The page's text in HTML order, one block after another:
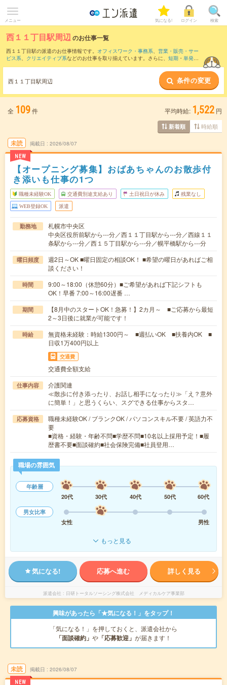
メニュー 気になる! ログイン 検索
西１１丁目駅周辺のお仕事一覧
西１１丁目駅の派遣のお仕事情報です。 オフィスワーク・事務系、 営業・販売・サー
ビス系、 クリエイティブ系などのお仕事を取り揃えています。さらに、 短期 ・ 単発な
また、さっぽろ駅・札幌駅 すすきの駅
など近隣駅のお
仕事もご確認いただけます。
西１１丁目駅周辺 条件の変更
全 109件 平均時給: 1,522 円
新着順 時給順
未読
NEW
掲載日 2026/08/07
【オープニング募集】おばあちゃんのお散歩付
き添いも仕事の1つ
職種未経験OK 交通費別途支給あり 土日祝日が休み 残業なし
WEB登録OK 派遣
勤務地
札幌市中央区
中央区役所前駅から---分／西１１丁目駅から---分／西線１１
条駅から---分／西１５丁目駅から---分／幌平橋駅から---分
曜日頻度
週2日～OK ■曜日固定の相談OK！ ■希望の曜日があればご相
談ください！
時間
9:00～18:00（休憩60分）■ご希望があれば下記シフトも
OK！早番 7:00～16:00遅番 …
期間
【8月中のスタートOK！急募！】2カ月～ ■ご応募から最短
2～3日後に就業が可能です！
時給
無資格未経験：時給1300円～ ■週払いOK ■扶養内OK ■
日収1万400円以上
交通費
交通費全額支給
仕事内容
介護関連
≪散歩に付き添ったり、お話し相手になったり≫「え？意外
に簡単！」と思うくらい、スグできる仕事からスタ…
応募資格
職種未経験OK / ブランクOK / パソコンスキル不要 / 英語力不
要
■資格・経験・年齢不問■学歴不問■10名以上採用予定！■履
歴書不要■面談確約■社会保険完備■社員登用…
職場の雰囲気
年齢層
20代
30代 40代 50代
60代
男女比率
女性
男性
もっと見る
気になる! 応募へ進む 詳しく見る
派遣会社 日研トータルソーシング株式会社 メディカルケア事業部
興味があったら「★気になる！」をタップ！
「気になる！」を押しておくと、派遣会社から
「面談確約」 や 「応募歓迎」 が届きます！
未読
NEW
掲載日 2026/08/07